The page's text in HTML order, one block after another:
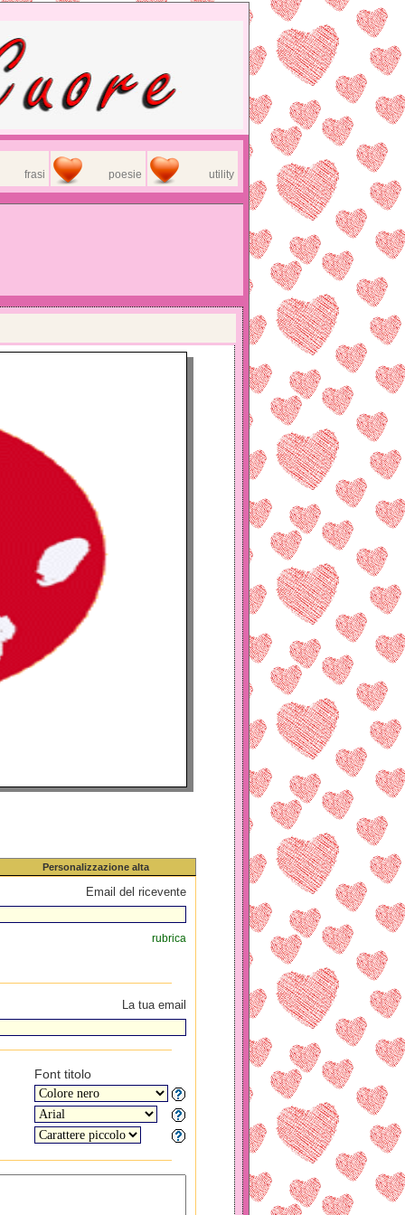
frasi poesie utility
Personalizzazione alta
Email del ricevente
rubrica
La tua email
Font titolo